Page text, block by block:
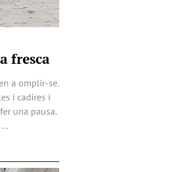
fresca
a omplir-se.
i cadires i
una pausa.
…